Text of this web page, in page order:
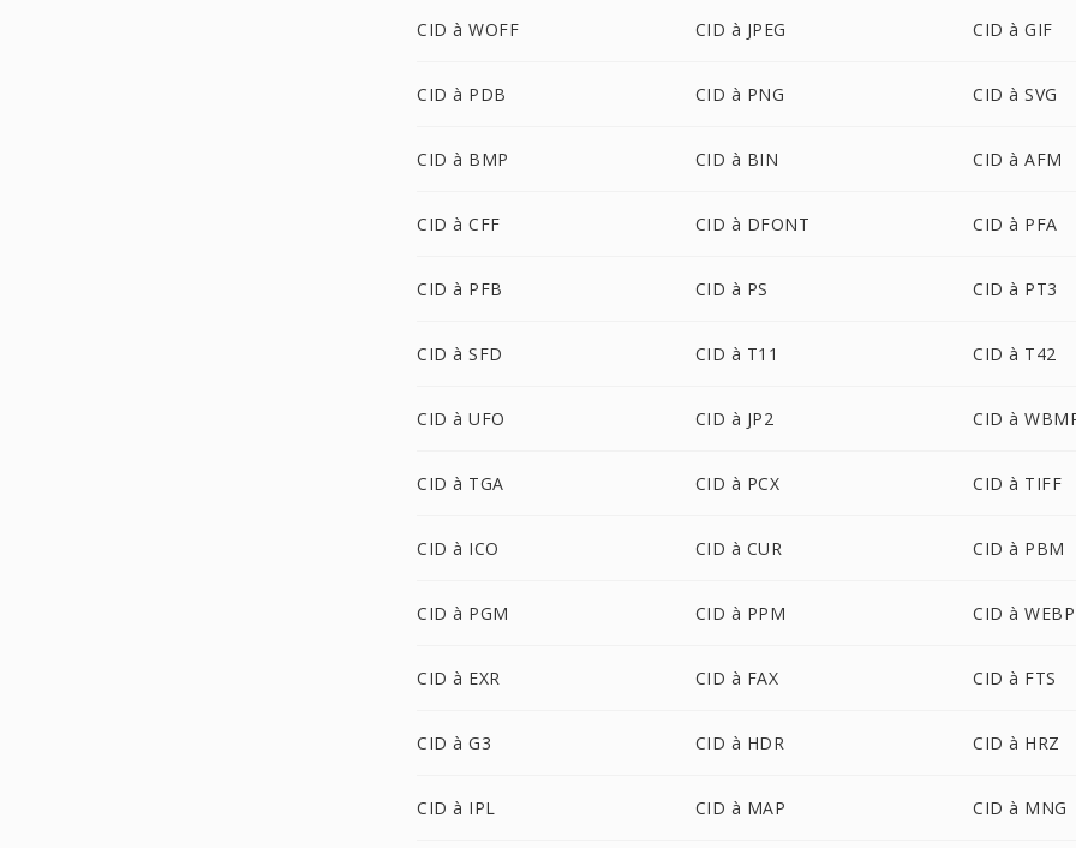
CID à WOFF CID à JPEG CID à GIF
CID à PDB CID à PNG CID à SVG
CID à BMP CID à BIN CID à AFM
CID à CFF CID à DFONT CID à PFA
CID à PFB CID à PS CID à PT3
CID à SFD CID à T11 CID à T42
CID à UFO CID à JP2 CID à
CID à TGA CID à PCX CID à TIFF
CID à ICO CID à CUR CID à PBM
CID à PGM CID à PPM CID à WEBP
CID à EXR CID à FAX CID à FTS
CID à G3 CID à HDR CID à HRZ
CID à IPL CID à MAP CID à MNG